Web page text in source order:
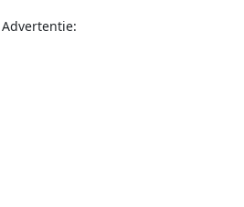
Advertentie: